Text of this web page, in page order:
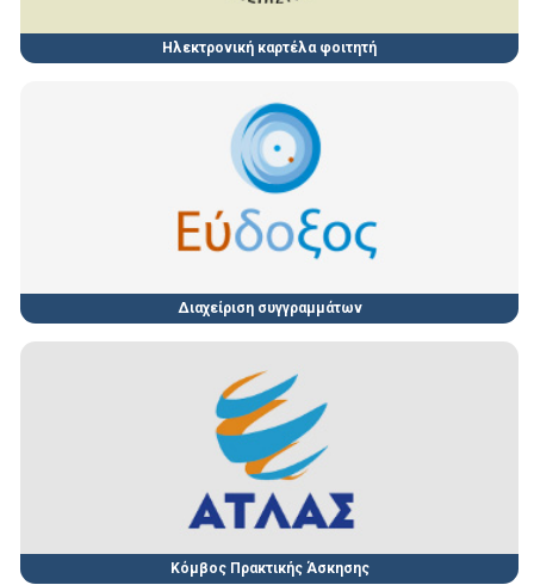
Ηλεκτρονική καρτέλα φοιτητή
Διαχείριση συγγραμμάτων
Κόμβος Πρακτικής Άσκησης